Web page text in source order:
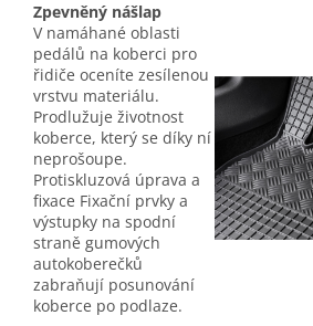
Zpevněný nášlap
V namáhané oblasti
pedálů na koberci pro
řidiče oceníte zesílenou
vrstvu materiálu.
Prodlužuje životnost
koberce, který se díky ní
neprošoupe.
Protiskluzová úprava a
fixace Fixační prvky a
výstupky na spodní
straně gumových
autokoberečků
zabraňují posunování
koberce po podlaze.